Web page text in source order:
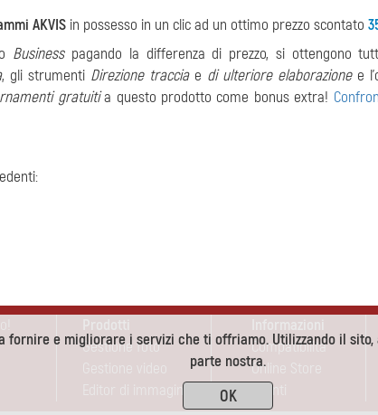
fornire e migliorare i servizi che ti offriamo. Utilizzando il
parte nostra.
OK
AKVIS in possesso in un clic ad un ottimo prezzo scontato
Businesspagando la differenza di prezzo, si ottengono
, gli strumenti Direzione tracciae di ulteriore elaborazionee
gratuitia questo prodotto come bonus extra!
Gestione foto
Editor di immagini
Compatibilità
Online Store
Sconti